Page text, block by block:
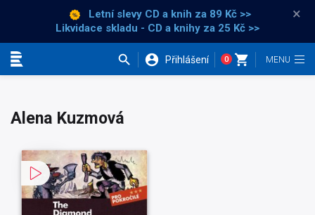
Letní slevy CD a knih za 89 Kč >>
Likvidace skladu - CD a knihy za 25 Kč >>
×
Přihlášení 0
Alena Kuzmová